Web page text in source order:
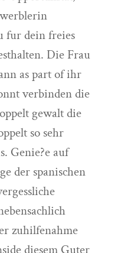
fur dein freies
Die Frau
as part of ihr
verbinden die
gewalt die
so sehr
Genie?e auf
der spanischen
zuhilfenahme
diesem Guter